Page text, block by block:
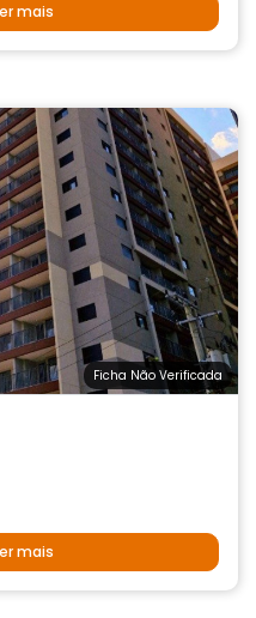
mais
Ficha Não Verificada
mais